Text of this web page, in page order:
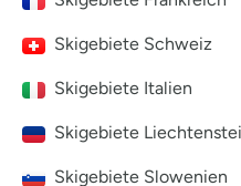
Skigebiete Schweiz
Skigebiete Italien
Skigebiete
Skigebiete Slowenien